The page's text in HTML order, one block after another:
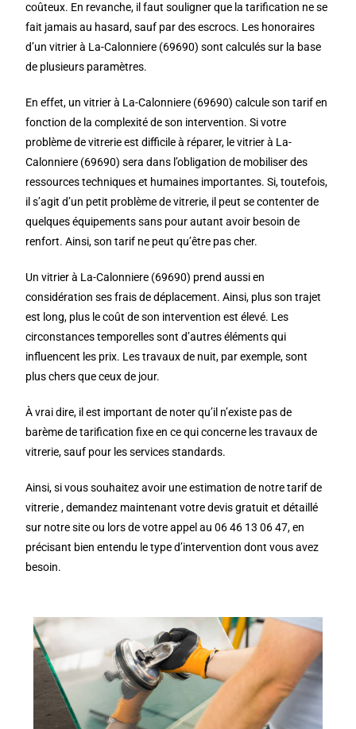
coûteux. En revanche, il faut souligner que la tarification ne se
fait jamais au hasard, sauf par des escrocs. Les honoraires
d’un vitrier à La-Calonniere (69690) sont calculés sur la base
de plusieurs paramètres.
En effet, un vitrier à La-Calonniere (69690) calcule son tarif en
fonction de la complexité de son intervention. Si votre
problème de vitrerie est difficile à réparer, le vitrier à La-
Calonniere (69690) sera dans l’obligation de mobiliser des
ressources techniques et humaines importantes. Si, toutefois,
il s’agit d’un petit problème de vitrerie, il peut se contenter de
quelques équipements sans pour autant avoir besoin de
renfort. Ainsi, son tarif ne peut qu’être pas cher.
Un vitrier à La-Calonniere (69690) prend aussi en
considération ses frais de déplacement. Ainsi, plus son trajet
est long, plus le coût de son intervention est élevé. Les
circonstances temporelles sont d’autres éléments qui
influencent les prix. Les travaux de nuit, par exemple, sont
plus chers que ceux de jour.
À vrai dire, il est important de noter qu’il n’existe pas de
barème de tarification fixe en ce qui concerne les travaux de
vitrerie, sauf pour les services standards.
Ainsi, si vous souhaitez avoir une estimation de notre tarif de
vitrerie , demandez maintenant votre devis gratuit et détaillé
sur notre site ou lors de votre appel au 06 46 13 06 47, en
précisant bien entendu le type d’intervention dont vous avez
besoin.